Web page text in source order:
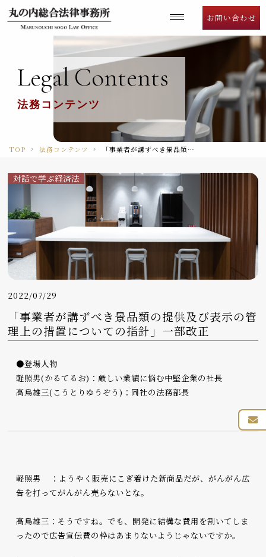
お問い合わせ
Language
LegalContents
法務コンテンツ
TOP 法務コンテンツ 「事業者が講ずべき景品類の提供及び表示の管理上の措置についての指針」一部改正
対話で学ぶ経済法
2022/07/29
「事業者が講ずべき景品類の提供及び表示の管
理上の措置についての指針」一部改正
●登場人物
軽照男(かるてるお)：厳しい業績に悩む中堅企業の社長
高鳥雄三(こうとりゆうぞう)：同社の法務部長
軽照男 ：ようやく販売にこぎ着けた新商品だが、がんがん広
告を打ってがんがん売らないとな。
高鳥雄三：そうですね。でも、開発に結構な費用を割いてしま
ったので広告宣伝費の枠はあまりないようじゃないですか。